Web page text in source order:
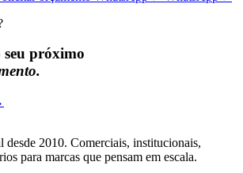
seu próximo
desde 2010. Comerciais, institucionais,
para marcas que pensam em escala.